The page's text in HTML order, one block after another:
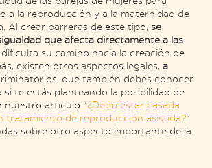
a la reproducción y a la maternidad de
Al crear barreras de este tipo, se
que afecta directamente a las
su camino hacia la creación de
existen otros aspectos legales, a
que también debes conocer
te estás planteando la posibilidad de
nuestro artículo “¿Debo estar casada
tratamiento de reproducción asistida?”
sobre otro aspecto importante de la